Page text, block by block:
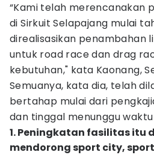
“Kami telah merencanakan
di Sirkuit Selapajang mulai
direalisasikan penambahan
untuk road race dan drag
kebutuhan," kata Kaonang,
Semuanya, kata dia, telah
bertahap mulai dari
dan tinggal menunggu
1. Peningkatan fasilitas itu
mendorong sport city,